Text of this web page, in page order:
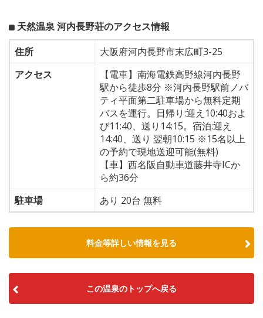
天然温泉 河内長野荘のアクセス情報
住所
大阪府河内長野市末広町3-25
アクセス
【電車】南海電鉄高野線河内長野
駅から徒歩8分 ※河内長野駅前ノバ
ティ平面第二駐車場から無料定期
バスを運行。日帰り:迎え10:40およ
び11:40、送り14:15。宿泊:迎え
14:40、送り 翌朝10:15 ※15名以上
の予約で現地送迎可能(無料)
【車】西名阪自動車道藤井寺ICか
ら約36分
駐車場
あり 20台 無料
料金等詳しい情報を見る
この温泉のトップへ戻る